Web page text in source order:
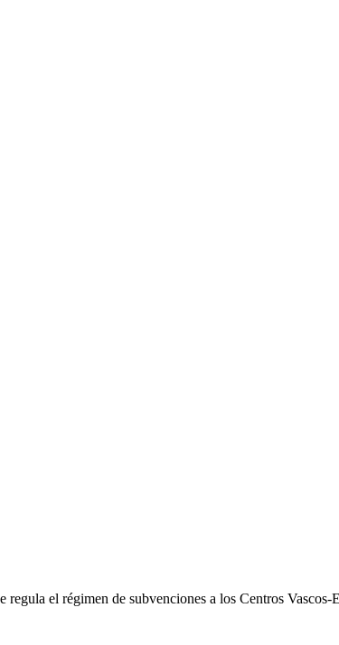
el régimen de subvenciones a los Centros